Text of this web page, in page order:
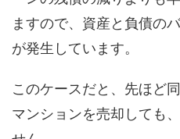
ますので、資産と負債の
が発生しています。
このケースだと、先ほど
マンションを売却しても